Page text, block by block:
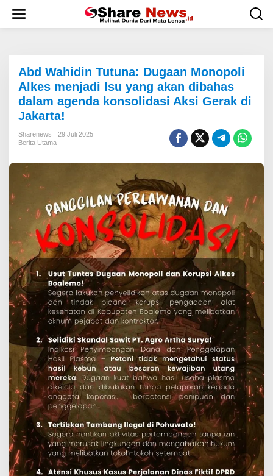
w
Abd Wahidin Tutuna: Dugaan Monopoli
Alkes menjadi Isu yang akan dibahas
dalam agenda konsolidasi Aksi Gerak di
Jakarta!
Sharenews
29 Juli 2025
Berita Utama